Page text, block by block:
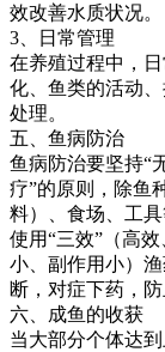
效改善水质状况。
3 、日常管理
在养殖过程中，
化、鱼类的活动
处理。
五、鱼病防治
鱼病防治要坚持“
疗”的原则，除鱼
料）、食场、工
使用“三效” （高
小、副作用小）
断，对症下药，防
六、成鱼的收获
当大部分个体达